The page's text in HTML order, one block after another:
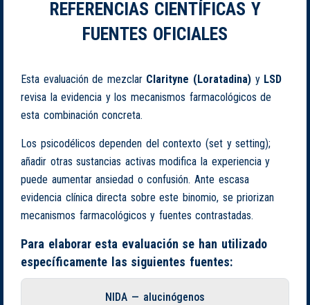
REFERENCIAS CIENTÍFICAS Y
FUENTES OFICIALES
Esta evaluación de mezclar Clarityne (Loratadina) y LSD
revisa la evidencia y los mecanismos farmacológicos de
esta combinación concreta.
Los psicodélicos dependen del contexto (set y setting);
añadir otras sustancias activas modifica la experiencia y
puede aumentar ansiedad o confusión. Ante escasa
evidencia clínica directa sobre este binomio, se priorizan
mecanismos farmacológicos y fuentes contrastadas.
Para elaborar esta evaluación se han utilizado
específicamente las siguientes fuentes:
NIDA — alucinógenos